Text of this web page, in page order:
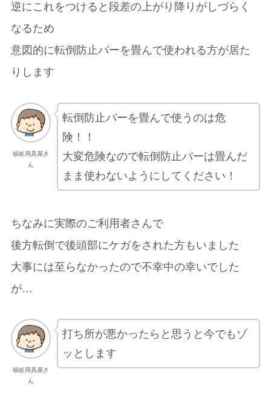
逆にこれをつけると段差の上がり降りがしづらく
なるため
意図的に転倒防止バーを畳んで使われる方が居た
りします
福祉用具屋さ
ん
転倒防止バーを畳んで使うのは危
険！！
大変危険なので転倒防止バーは畳んだ
まま使わないようにしてください！
ちなみに実際のご利用者さんで
後方転倒で後頭部にケガをされた方もいました
大事には至らなかったので不幸中の幸いでした
が…
福祉用具屋さ
ん
打ち所が悪かったらと思うと今でもゾ
ッとします